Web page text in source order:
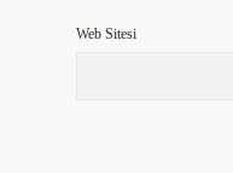
Web Sitesi